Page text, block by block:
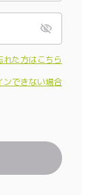
れた方はこちら
ンできない場合